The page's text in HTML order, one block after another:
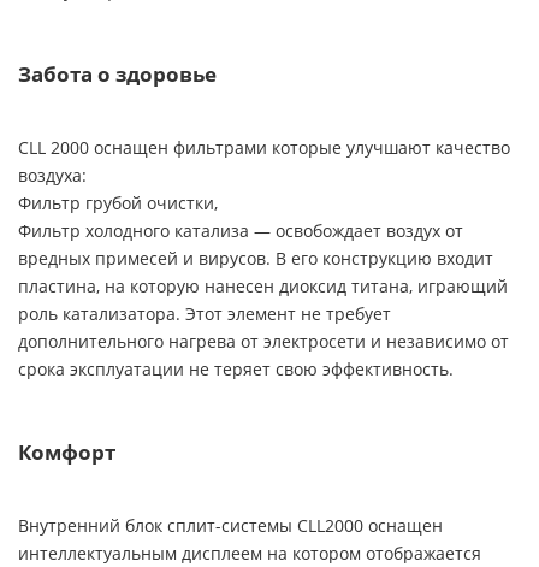
Забота о здоровье
CLL 2000 оснащен фильтрами которые улучшают качество
воздуха:
Фильтр грубой очистки,
Фильтр холодного катализа — освобождает воздух от
вредных примесей и вирусов. В его конструкцию входит
пластина, на которую нанесен диоксид титана, играющий
роль катализатора. Этот элемент не требует
дополнительного нагрева от электросети и независимо от
срока эксплуатации не теряет свою эффективность.
Комфорт
Внутренний блок сплит-системы CLL2000 оснащен
интеллектуальным дисплеем на котором отображается